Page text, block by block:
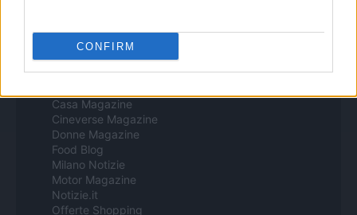
CONFIRM
Italia
Casa Magazine
Cineverse Magazine
Donne Magazine
Food Blog
Milano Notizie
Motor Magazine
Notizie.it
Offerte Shopping